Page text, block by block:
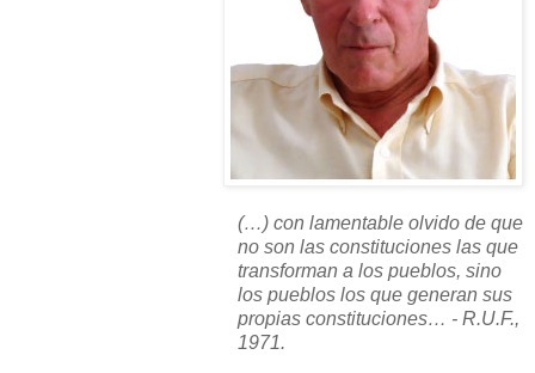
(…) con lamentable olvido de que
no son las constituciones las que
transforman a los pueblos, sino
los pueblos los que generan sus
propias constituciones… - R.U.F.,
1971.